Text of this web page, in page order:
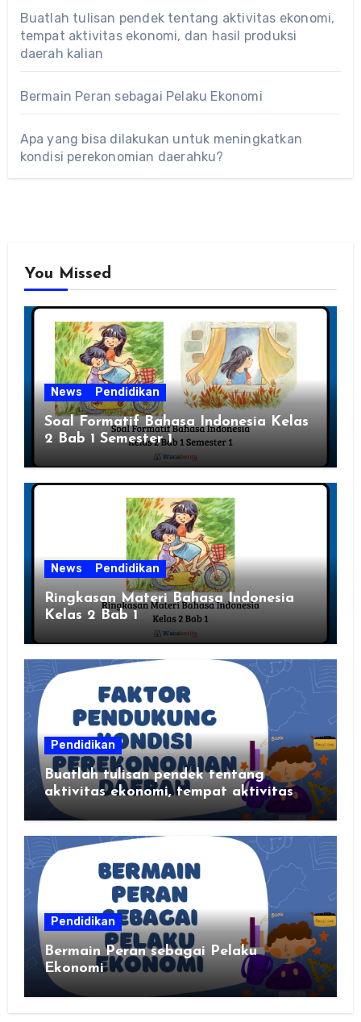
Buatlah tulisan pendek tentang aktivitas ekonomi,
tempat aktivitas ekonomi, dan hasil produksi
daerah kalian
Bermain Peran sebagai Pelaku Ekonomi
Apa yang bisa dilakukan untuk meningkatkan
kondisi perekonomian daerahku?
You Missed
News Pendidikan
Soal Formatif Bahasa Indonesia Kelas
2 Bab 1 Semester 1
News Pendidikan
Ringkasan Materi Bahasa Indonesia
Kelas 2 Bab 1
Pendidikan
Buatlah tulisan pendek tentang
aktivitas ekonomi, tempat aktivitas
ekonomi, dan hasil produksi daerah
Pendidikan
Bermain Peran sebagai Pelaku
Ekonomi